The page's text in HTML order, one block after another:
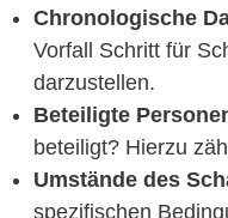
Chronologische
Vorfall Schritt für
darzustellen.
Beteiligte
beteiligt? Hierzu
Umstände des
spezifischen